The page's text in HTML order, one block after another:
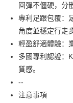
玉山商业银行
台新国际商业银行
台湾乐天信用卡公
Google Pay
一、關於 AFTEE先享
1. 於付款方式選擇
窗。
3. 訂單確認後不需事
ATM付款
回彈不僵硬，分
專利足跟包覆：
角度並穩定行走
輕盈舒適體驗：
多國專利認證：
質感。
--
注意事項